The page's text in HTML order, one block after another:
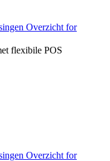
Overzicht for
flexibile POS
Overzicht for